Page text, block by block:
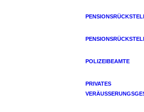
POLIZEIBEAMTE
PRIVATES